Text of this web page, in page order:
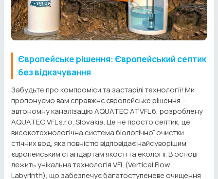
Європейське рішення: Європейський септик
без відкачування
Забудьте про компроміси та застарілі технології! Ми
пропонуємо вам справжнє європейське рішення –
автономну каналізацію AQUATEC ATVFL 6, розроблену
AQUATEC VFL s.r.o. Slovakia. Це не просто септик, це
високотехнологічна система біологічної очистки
стічних вод, яка повністю відповідає найсуворішим
європейським стандартам якості та екології. В основі
лежить унікальна технологія VFL (Vertical Flow
Labyrinth), що забезпечує багатоступеневе очищення